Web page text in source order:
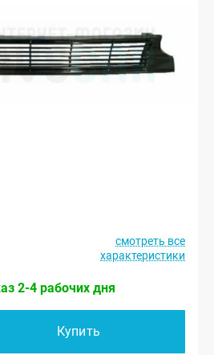
смотреть все
характеристики
2-4 рабочих дня
Купить